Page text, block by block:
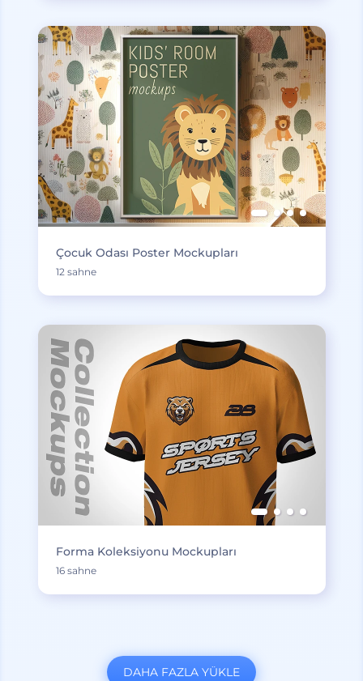
Çocuk Odası Poster Mockupları
12 sahne
Forma Koleksiyonu Mockupları
16 sahne
DAHA FAZLA YÜKLE